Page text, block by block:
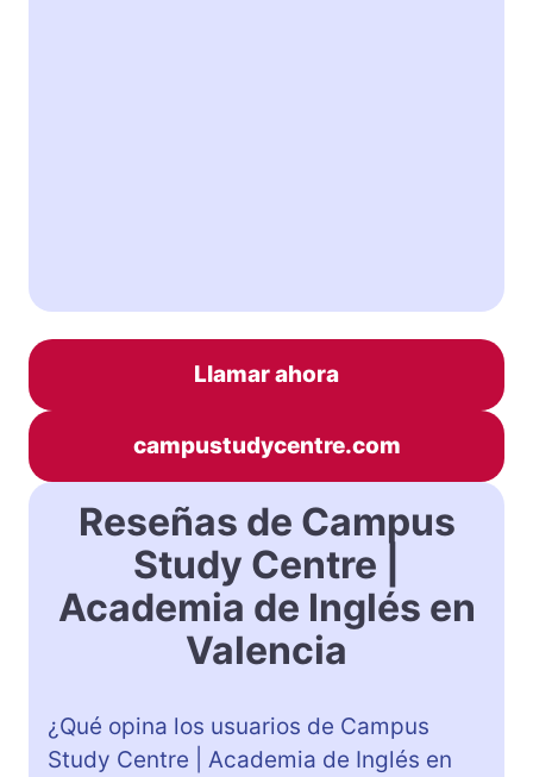
Llamar ahora
campustudycentre.com
Reseñas de Campus
Study Centre |
Academia de Inglés en
Valencia
¿Qué opina los usuarios de Campus
Study Centre | Academia de Inglés en